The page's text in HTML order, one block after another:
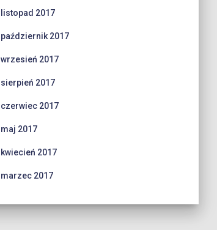
listopad 2017
październik 2017
wrzesień 2017
sierpień 2017
czerwiec 2017
maj 2017
kwiecień 2017
marzec 2017